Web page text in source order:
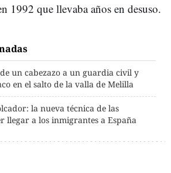
1992 que llevaba años en desuso.
un cabezazo a un guardia civil y
en el salto de la valla de Melilla
la nueva técnica de las
llegar a los inmigrantes a España